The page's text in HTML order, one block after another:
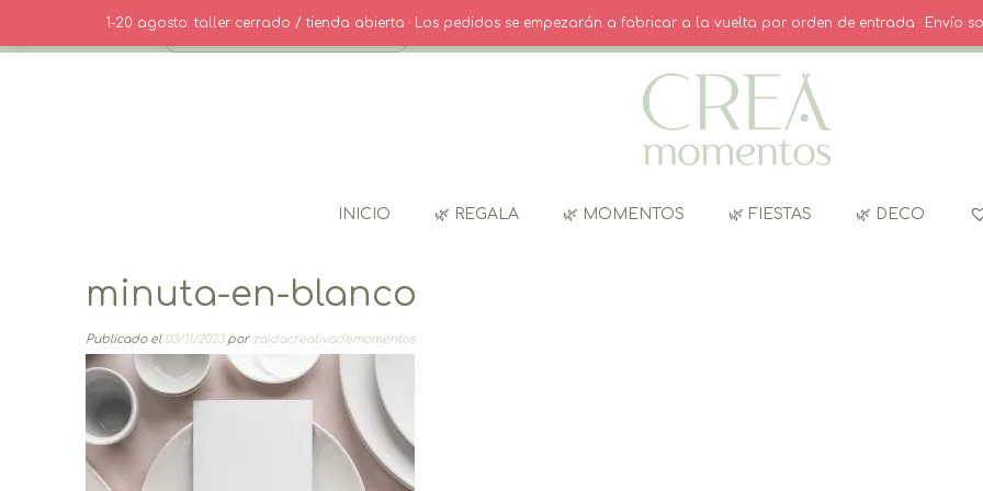
contenido
· CONTACTO · INICIO SESIÓN / REGISTRO CARRITO
INICIO 🌿 REGALA 🌿 MOMENTOS 🌿 FIESTAS 🌿 DECO
minuta-en-blanco
Publicado el 03/11/2023por zaidacreativademomentos
1-20 agosto: taller cerrado / tienda abierta · Los pedidos se empezarán a fabricar a la vuelta por orden de entrada · Envío